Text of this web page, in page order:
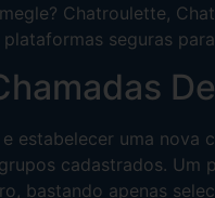
Chatroulette,
seguras
estabelecer uma
cadastrados. Um
bastando apenas